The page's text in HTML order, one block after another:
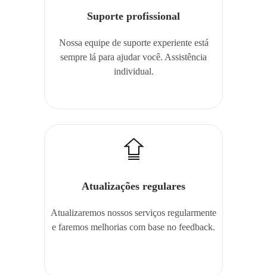
Suporte profissional
Nossa equipe de suporte experiente está
sempre lá para ajudar você. Assistência
individual.
Atualizações regulares
Atualizaremos nossos serviços regularmente
e faremos melhorias com base no feedback.